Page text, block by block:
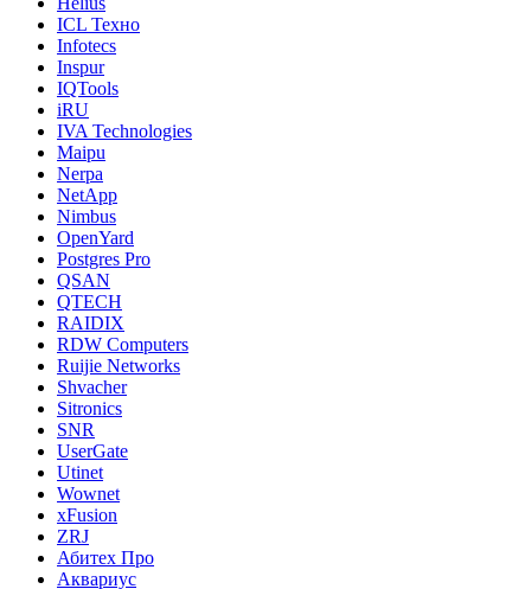
ICL Техно
Infotecs
Inspur
IQTools
iRU
IVA Technologies
Maipu
Nerpa
NetApp
Nimbus
OpenYard
Postgres Pro
QSAN
QTECH
RAIDIX
RDW Computers
Ruijie Networks
Shvacher
Sitronics
SNR
UserGate
Utinet
Wownet
xFusion
ZRJ
Абитех Про
Аквариус